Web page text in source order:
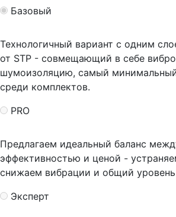
Базовый
Технологичный вариант с одним
от STP - совмещающий в себе
шумоизоляцию, самый
среди комплектов.
PRO
Предлагаем идеальный баланс
эффективностью и ценой -
снижаем вибрации и общий
Эксперт